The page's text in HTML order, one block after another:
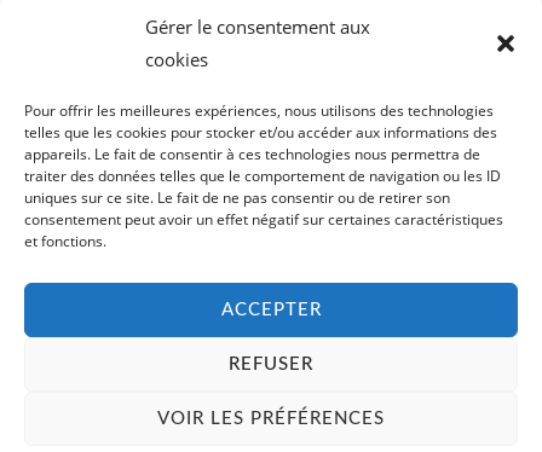
Gérer le consentement aux
cookies
Pour offrir les meilleures expériences, nous utilisons des technologies
telles que les cookies pour stocker et/ou accéder aux informations des
appareils. Le fait de consentir à ces technologies nous permettra de
traiter des données telles que le comportement de navigation ou les ID
uniques sur ce site. Le fait de ne pas consentir ou de retirer son
consentement peut avoir un effet négatif sur certaines caractéristiques
et fonctions.
ACCEPTER
REFUSER
VOIR LES PRÉFÉRENCES
Accès rapides
Panier
Copyright © 2026 Visites Cognac Voyer Vaudon. SARL de
English(Anglais) Français